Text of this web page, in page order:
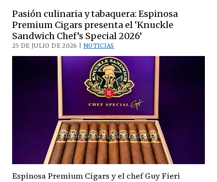
la
virtud:
Curivari
Cigars
Int’l
presenta
‘Virtudes
Edición
Pasión culinaria y tabaquera: Espinosa
Premium Cigars presenta el ‘Knuckle
Sandwich Chef’s Special 2026’
25 DE JULIO DE 2026 | NOTICIAS
Espinosa Premium Cigars y el chef Guy Fieri